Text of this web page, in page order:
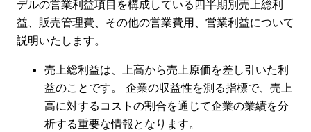
デルの営業利益項目を構成している四半期別売上総利
益、販売管理費、その他の営業費用、営業利益について
説明いたします。
売上総利益は、上高から売上原価を差し引いた利
益のことです。 企業の収益性を測る指標で、売上
高に対するコストの割合を通じて企業の業績を分
析する重要な情報となります。